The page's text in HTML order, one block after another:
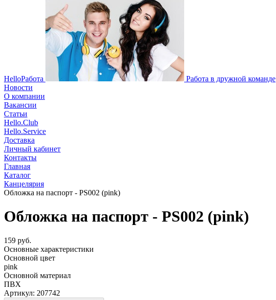
HelloРабота
Работа в дружной команде
Новости
О компании
Вакансии
Статьи
Hello.Club
Hello.Service
Доставка
Личный кабинет
Контакты
Главная
Каталог
Канцелярия
Обложка на паспорт - PS002 (pink)
Обложка на паспорт - PS002 (pink)
159 руб.
Основные характеристики
Основной цвет
pink
Основной материал
ПВХ
Артикул: 207742